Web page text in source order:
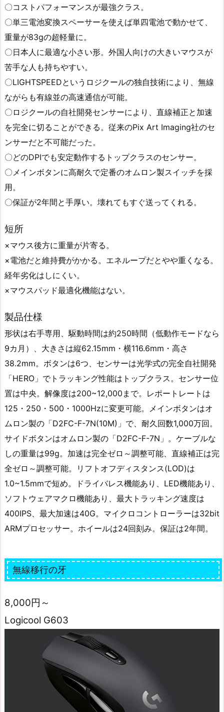
〇コストパフォーマンスが最強クラス。
〇単三電池変換スペーサーを使えば単四電池で動かせて、
重量が83gの超軽量に。
〇日本人に最適な小さい形。外国人向けの大きいマウスが
苦手な人も持ちやすい。
〇LIGHTSPEEDというロジクールの独自技術により、無線
ながらも有線並の高速通信が可能。
〇ロジクールの自社開発センサーにより、直線補正と加速
を完全に切ることができる。従来のPix Art Imaging社のセ
ンサーだと不可能だった。
〇どのDPIでも安定動作するトップクラスのセンサー。
〇メインボタンに高耐久で定番のオムロン製スイッチを採
用。
〇保証が2年間と手厚い。壊れてもすぐ送ってくれる。
短所
×マウス後方に重量が片寄る。
×電池だと維持費がかかる。エネループだとやや重くなる。
経年劣化はしにくい。
×マウスパッド最適化機能はない。
製品仕様
形状は右手専用、駆動時間は約250時間（低動作モードなら
9カ月）、大きさは縦62.15mm・横116.6mm・高さ
38.2mm。ボタンは6つ、センサーは光学式の完全自社開発
「HERO」でトラッキング性能はトップクラス。センサー位
置は中央。解像度は200~12,000まで。レポートレートは
125・250・500・1000Hzに変更可能。メインボタンはオ
ムロン製の「D2FC-F-7N(10M)」で、耐久回数1,000万回。
サイドボタンはオムロン製の「D2FC-F-7N」。ケーブルな
しの重量は99g。加速は完全ゼロ～調整可能、直線補正は完
全ゼロ～調整可能。リフトオフディスタンス(LOD)は
1.0~1.5mmで短め。ドライバレス機能あり、LED機能あり、
ソフトウェアマクロ機能あり、最大トラッキング速度は
400IPS、最大加速は40G。マイクロコントローラーは32bit
ARMプロセッサー。ホイールは24回刻み。保証は2年間。
無線移行の牙
8,000円～
Logicool G603